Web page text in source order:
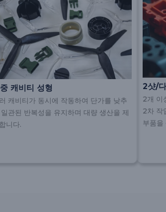
캐비티 성형
캐비티가 동시에 작동하여 단가를 낮추
관된 반복성을 유지하며 대량 생산을 제
니다.
2샷/
2개 이
2차 작
부품을